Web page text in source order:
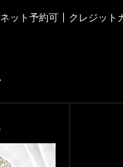
ネット予約可 クレジット